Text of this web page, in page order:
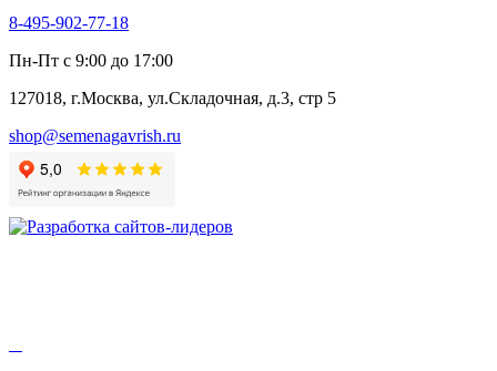
8-495-902-77-18
Пн-Пт с 9:00 до 17:00
127018, г.Москва, ул.Складочная, д.3, стр 5
shop@semenagavrish.ru